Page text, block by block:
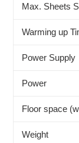
Max. Sheets
Warming up
Power Supply
Power
Floor space
Weight